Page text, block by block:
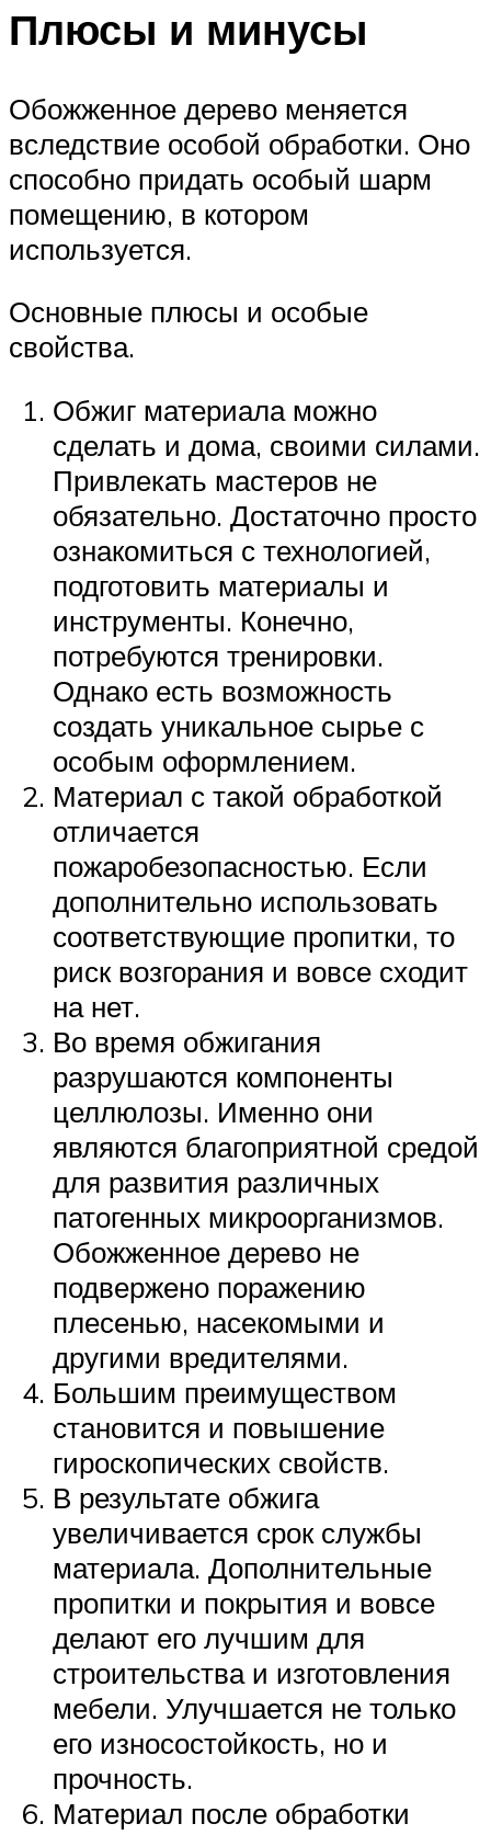
Плюсы и минусы
Обожженное дерево меняется
вследствие особой обработки. Оно
способно придать особый шарм
помещению, в котором
используется.
Основные плюсы и особые
свойства.
Обжиг материала можно
сделать и дома, своими силами.
Привлекать мастеров не
обязательно. Достаточно просто
ознакомиться с технологией,
подготовить материалы и
инструменты. Конечно,
потребуются тренировки.
Однако есть возможность
создать уникальное сырье с
особым оформлением.
Материал с такой обработкой
отличается
пожаробезопасностью. Если
дополнительно использовать
соответствующие пропитки, то
риск возгорания и вовсе сходит
на нет.
Во время обжигания
разрушаются компоненты
целлюлозы. Именно они
являются благоприятной средой
для развития различных
патогенных микроорганизмов.
Обожженное дерево не
подвержено поражению
плесенью, насекомыми и
другими вредителями.
Большим преимуществом
становится и повышение
гироскопических свойств.
В результате обжига
увеличивается срок службы
материала. Дополнительные
пропитки и покрытия и вовсе
делают его лучшим для
строительства и изготовления
мебели. Улучшается не только
его износостойкость, но и
прочность.
Материал после обработки